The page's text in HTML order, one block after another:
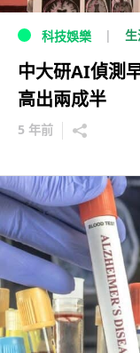
科技娛樂
中大研AI偵測
高出兩成半
5 年前